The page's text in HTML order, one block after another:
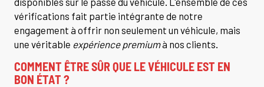
vérifications fait partie intégrante de notre
engagement à offrir non seulement un véhicule, mais
une véritable expérience premiumà nos clients.
COMMENT ÊTRE SÛR QUE LE VÉHICULE EST EN
BON ÉTAT ?